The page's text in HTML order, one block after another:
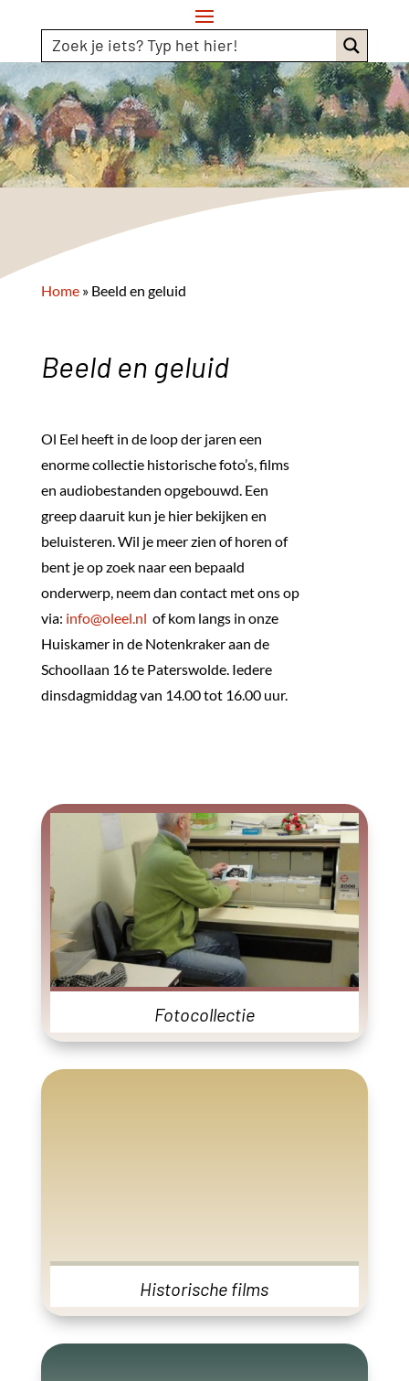
Home» Beeld en geluid
Beeld en geluid
Ol Eel heeft in de loop der jaren een
enorme collectie historische foto’s, films
en audiobestanden opgebouwd. Een
greep daaruit kun je hier bekijken en
beluisteren. Wil je meer zien of horen of
bent je op zoek naar een bepaald
onderwerp, neem dan contact met ons op
via: info@oleel.nl of kom langs in onze
Huiskamer in de Notenkraker aan de
Schoollaan 16 te Paterswolde. Iedere
dinsdagmiddag van 14.00 tot 16.00 uur.
Fotocollectie
Historische films